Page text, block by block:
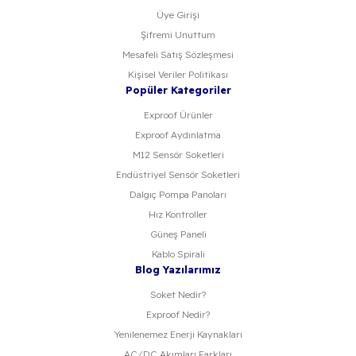
Üye Girişi
Şifremi Unuttum
Mesafeli Satış Sözleşmesi
Kişisel Veriler Politikası
Popüler Kategoriler
Exproof Ürünler
Exproof Aydınlatma
M12 Sensör Soketleri
Endüstriyel Sensör Soketleri
Dalgıç Pompa Panoları
Hız Kontroller
Güneş Paneli
Kablo Spirali
Blog Yazılarımız
Soket Nedir?
Exproof Nedir?
Yenilenemez Enerji Kaynakları